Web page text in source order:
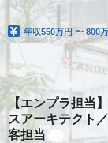
年収550万円 〜 800
【エンプラ担当
スアーキテクト
客担当